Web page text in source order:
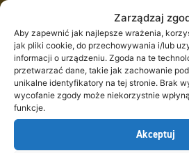
Zarządzaj
Aby zapewnić jak najlepsze wrażenia,
jak pliki cookie, do przechowywania i/lub
informacji o urządzeniu. Zgoda na te
przetwarzać dane, takie jak zachowanie
unikalne identyfikatory na tej stronie. Brak
wycofanie zgody może niekorzystnie
funkcje.
Akceptuj